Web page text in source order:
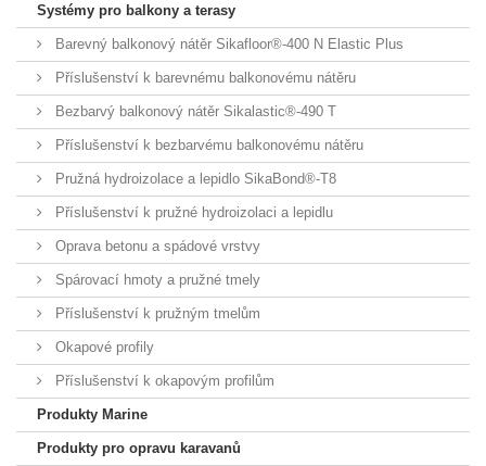
Systémy pro balkony a terasy
Barevný balkonový nátěr Sikafloor®-400 N Elastic Plus
Příslušenství k barevnému balkonovému nátěru
Bezbarvý balkonový nátěr Sikalastic®-490 T
Příslušenství k bezbarvému balkonovému nátěru
Pružná hydroizolace a lepidlo SikaBond®-T8
Příslušenství k pružné hydroizolaci a lepidlu
Oprava betonu a spádové vrstvy
Spárovací hmoty a pružné tmely
Příslušenství k pružným tmelům
Okapové profily
Příslušenství k okapovým profilům
Produkty Marine
Produkty pro opravu karavanů